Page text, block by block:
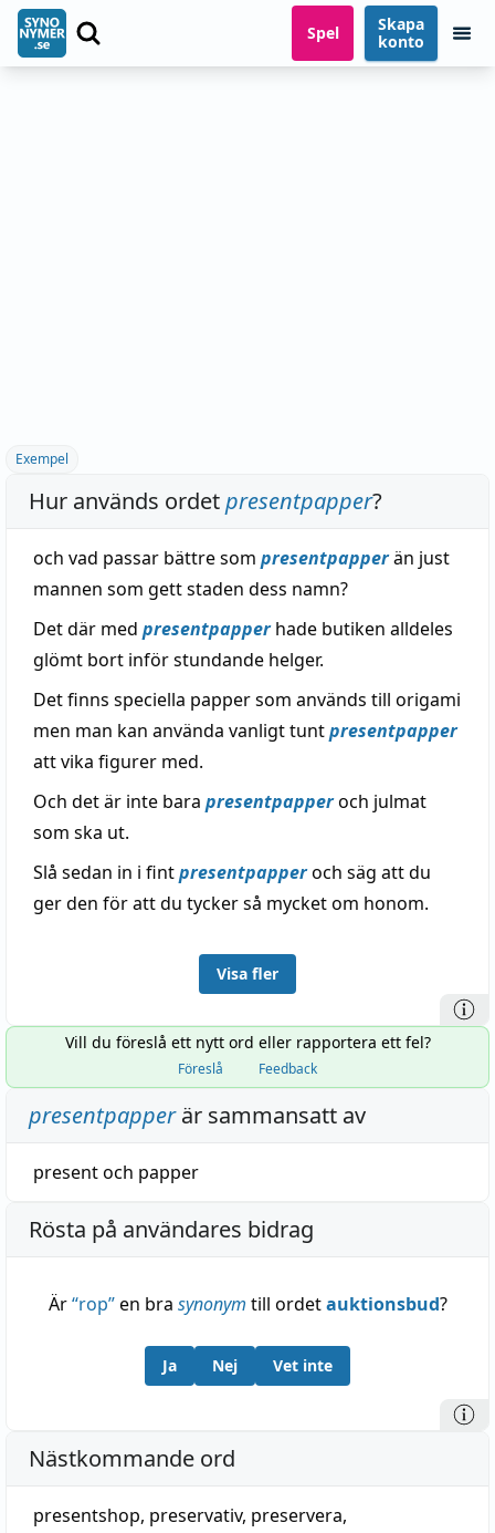
Spel
Skapa
konto
Exempel
Hur används ordetpresentpapper?
och vad passar bättre som presentpapperän just
mannen som gett staden dess namn?
Det där med presentpapperhade butiken alldeles
glömt bort inför stundande helger.
Det finns speciella papper som används till origami
men man kan använda vanligt tuntpresentpapper
att vika figurer med.
Och det är inte bara presentpapperoch julmat
som ska ut.
Slå sedan in i fintpresentpapperoch säg att du
ger den för att du tycker så mycket om honom.
Visa fler
Vill du föreslå ett nytt ord eller rapportera ett fel?
Föreslå Feedback
presentpapperär sammansatt av
presentoch papper
Rösta på användares bidrag
Är“rop”en bra synonym till ordetauktionsbud?
Ja Nej Vet inte
Nästkommande ord
presentshop, preservativ, preservera,